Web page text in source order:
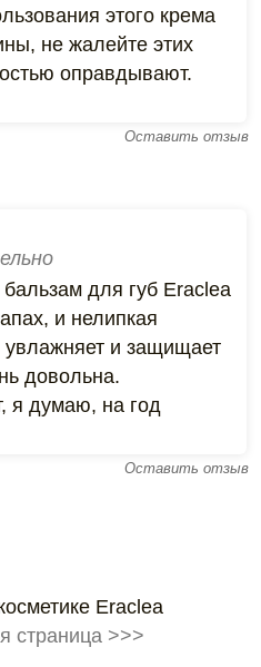
этого крема
не жалейте этих
оправдывают.
Оставить отзыв
для губ Eraclea
и нелипкая
увлажняет и защищает
довольна.
я думаю, на год
Оставить отзыв
Eraclea
страница >>>